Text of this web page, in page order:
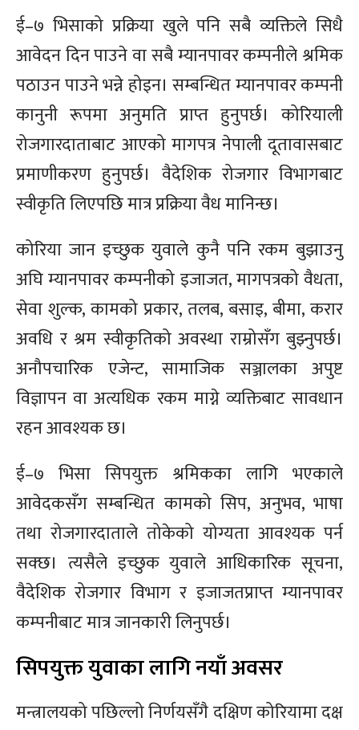
ई–७ भिसाको प्रक्रिया खुले पनि सबै व्यक्तिले सिधै
आवेदन दिन पाउने वा सबै म्यानपावर कम्पनीले श्रमिक
पठाउन पाउने भन्ने होइन। सम्बन्धित म्यानपावर कम्पनी
कानुनी रूपमा अनुमति प्राप्त हुनुपर्छ। कोरियाली
रोजगारदाताबाट आएको मागपत्र नेपाली दूतावासबाट
प्रमाणीकरण हुनुपर्छ। वैदेशिक रोजगार विभागबाट
स्वीकृति लिएपछि मात्र प्रक्रिया वैध मानिन्छ।
कोरिया जान इच्छुक युवाले कुनै पनि रकम बुझाउनु
अघि म्यानपावर कम्पनीको इजाजत, मागपत्रको वैधता,
सेवा शुल्क, कामको प्रकार, तलब, बसाइ, बीमा, करार
अवधि र श्रम स्वीकृतिको अवस्था राम्रोसँग बुझ्नुपर्छ।
अनौपचारिक एजेन्ट, सामाजिक सञ्जालका अपुष्ट
विज्ञापन वा अत्यधिक रकम माग्ने व्यक्तिबाट सावधान
रहन आवश्यक छ।
ई–७ भिसा सिपयुक्त श्रमिकका लागि भएकाले
आवेदकसँग सम्बन्धित कामको सिप, अनुभव, भाषा
तथा रोजगारदाताले तोकेको योग्यता आवश्यक पर्न
सक्छ। त्यसैले इच्छुक युवाले आधिकारिक सूचना,
वैदेशिक रोजगार विभाग र इजाजतप्राप्त म्यानपावर
कम्पनीबाट मात्र जानकारी लिनुपर्छ।
सिपयुक्त युवाका लागि नयाँ अवसर
मन्त्रालयको पछिल्लो निर्णयसँगै दक्षिण कोरियामा दक्ष